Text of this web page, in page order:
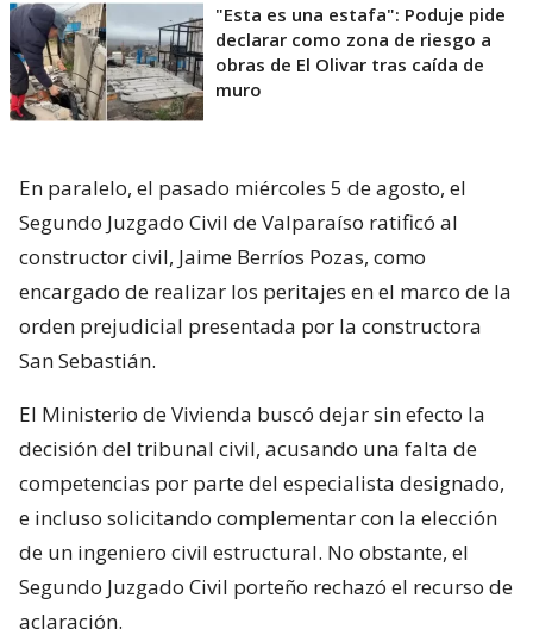
"Esta es una estafa": Poduje pide
declarar como zona de riesgo a
obras de El Olivar tras caída de
muro
En paralelo, el pasado miércoles 5 de agosto, el
Segundo Juzgado Civil de Valparaíso ratificó al
constructor civil, Jaime Berríos Pozas, como
encargado de realizar los peritajes en el marco de la
orden prejudicial presentada por la constructora
San Sebastián.
El Ministerio de Vivienda buscó dejar sin efecto la
decisión del tribunal civil, acusando una falta de
competencias por parte del especialista designado,
e incluso solicitando complementar con la elección
de un ingeniero civil estructural. No obstante, el
Segundo Juzgado Civil porteño rechazó el recurso de
aclaración.